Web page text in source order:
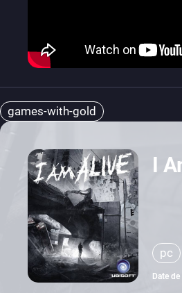
games-with-gold
I
pc
Date